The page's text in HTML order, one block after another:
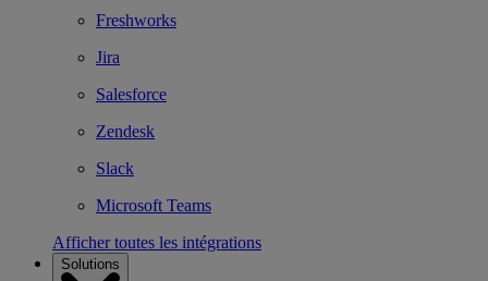
Freshworks
Jira
Salesforce
Zendesk
Slack
Microsoft Teams
Afficher toutes les intégrations
Solutions